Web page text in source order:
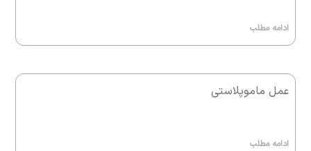
ادامه مطلب
عمل ماموپلاستی
ادامه مطلب